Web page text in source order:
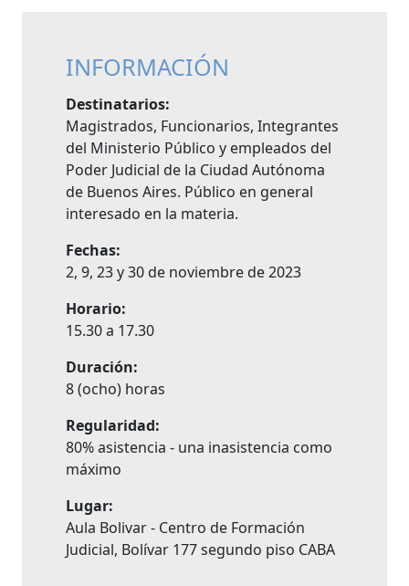
INFORMACIÓN
Destinatarios:
Magistrados, Funcionarios, Integrantes
del Ministerio Público y empleados del
Poder Judicial de la Ciudad Autónoma
de Buenos Aires. Público en general
interesado en la materia.
Fechas:
2, 9, 23 y 30 de noviembre de 2023
Horario:
15.30 a 17.30
Duración:
8 (ocho) horas
Regularidad:
80% asistencia - una inasistencia como
máximo
Lugar:
Aula Bolivar - Centro de Formación
Judicial, Bolívar 177 segundo piso CABA